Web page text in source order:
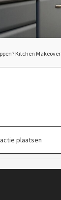
Kitchen Makeover
plaatsen